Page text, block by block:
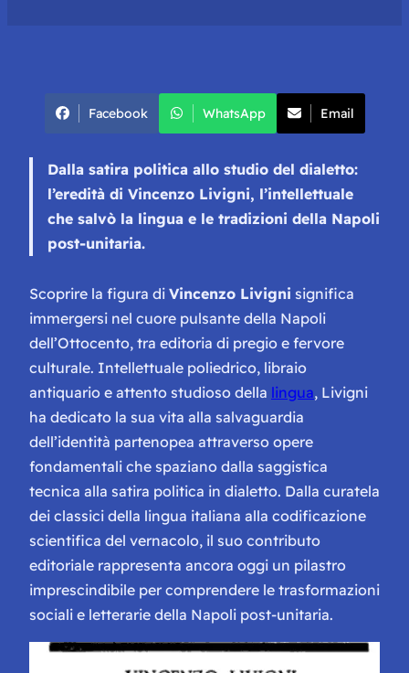
Facebook WhatsApp Email
Dalla satira politica allo studio del dialetto:
l’eredità di Vincenzo Livigni, l’intellettuale
che salvò la lingua e le tradizioni della Napoli
post-unitaria.
Scoprire la figura di Vincenzo Livigni significa
immergersi nel cuore pulsante della Napoli
dell’Ottocento, tra editoria di pregio e fervore
culturale. Intellettuale poliedrico, libraio
antiquario e attento studioso della lingua, Livigni
ha dedicato la sua vita alla salvaguardia
dell’identità partenopea attraverso opere
fondamentali che spaziano dalla saggistica
tecnica alla satira politica in dialetto. Dalla curatela
dei classici della lingua italiana alla codificazione
scientifica del vernacolo, il suo contributo
editoriale rappresenta ancora oggi un pilastro
imprescindibile per comprendere le trasformazioni
sociali e letterarie della Napoli post-unitaria.